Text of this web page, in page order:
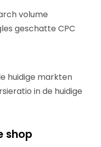
volume
geschatte CPC
huidige markten
in de huidige
shop